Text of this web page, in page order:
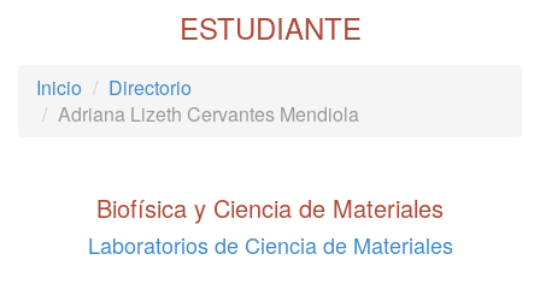
ESTUDIANTE
Inicio
Directorio
Adriana Lizeth Cervantes Mendiola
Biofísica y Ciencia de Materiales
Laboratorios de Ciencia de Materiales